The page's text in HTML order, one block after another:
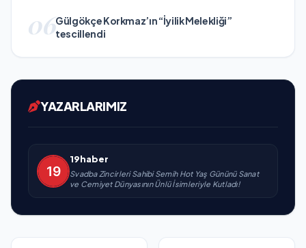
06Gülgökçe Korkmaz’ın “İyilik Melekliği”
tescillendi
YAZARLARIMIZ
19haber
Svadba Zincirleri Sahibi Semih Hot Yaş Gününü Sanat
ve Cemiyet Dünyasının Ünlü İsimleriyle Kutladı!